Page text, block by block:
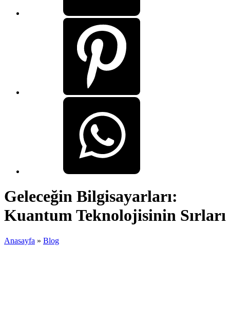
Geleceğin Bilgisayarları:
Kuantum Teknolojisinin Sırları
Anasayfa » Blog